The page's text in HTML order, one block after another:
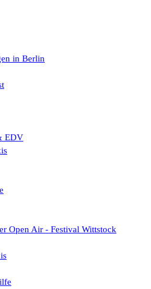
in Berlin
EDV
Open Air - Festival Wittstock